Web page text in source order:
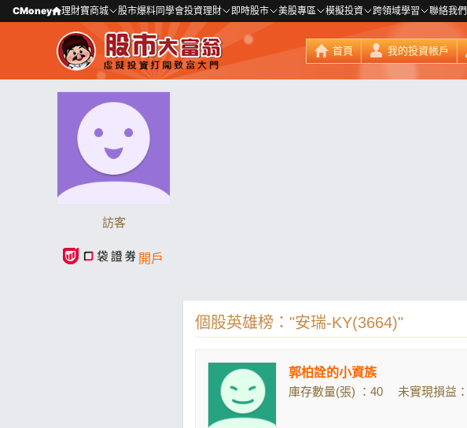
CMoney 理財寶商城 股市爆料同學會投資理財 即時股市 美股專區 模擬投資 跨領域學習 聯絡我們
首頁 我的投資帳戶
訪客
開戶
個股英雄榜："安瑞-KY(3664)"
郭柏詮的小資族
庫存數量(張) ：40
未實現損益：